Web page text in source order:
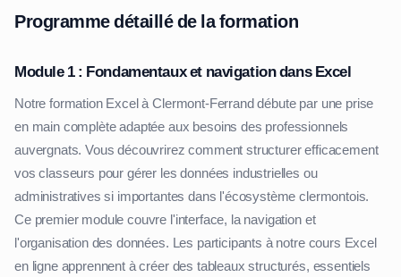
Programme détaillé de la formation
Module 1 : Fondamentaux et navigation dans Excel
Notre formation Excel à Clermont-Ferrand débute par une prise
en main complète adaptée aux besoins des professionnels
auvergnats. Vous découvrirez comment structurer efficacement
vos classeurs pour gérer les données industrielles ou
administratives si importantes dans l'écosystème clermontois.
Ce premier module couvre l'interface, la navigation et
l'organisation des données. Les participants à notre cours Excel
en ligne apprennent à créer des tableaux structurés, essentiels